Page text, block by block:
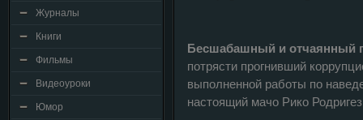
Журналы
Книги
Фильмы
Видеоуроки
Юмор
Бесшабашный и отчаянный
потрясти прогнивший
выполненной работы по
настоящий мачо Рико